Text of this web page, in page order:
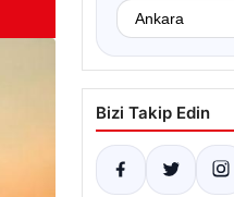
Bizi Takip Edin